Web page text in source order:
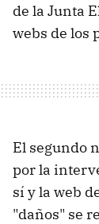
de la Junta
webs de los
El segundo
por la
sí y la web
"daños" se